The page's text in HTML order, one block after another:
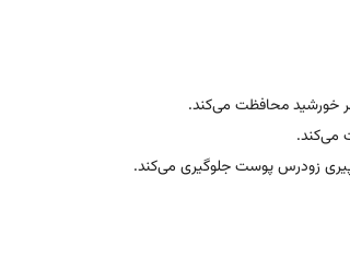
خورشید محافظت می‌کند.
زودرس پوست جلوگیری می‌کند.